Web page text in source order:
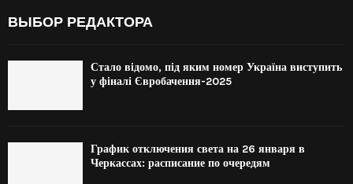
ВЫБОР РЕДАКТОРА
Стало відомо, під яким номер Україна виступить
у фіналі Євробачення-2025
График отключения света на 26 января в
Черкассах: расписание по очередям